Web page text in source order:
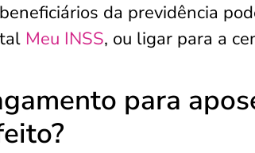
da previdência
Meu INSS, ou ligar para a
para